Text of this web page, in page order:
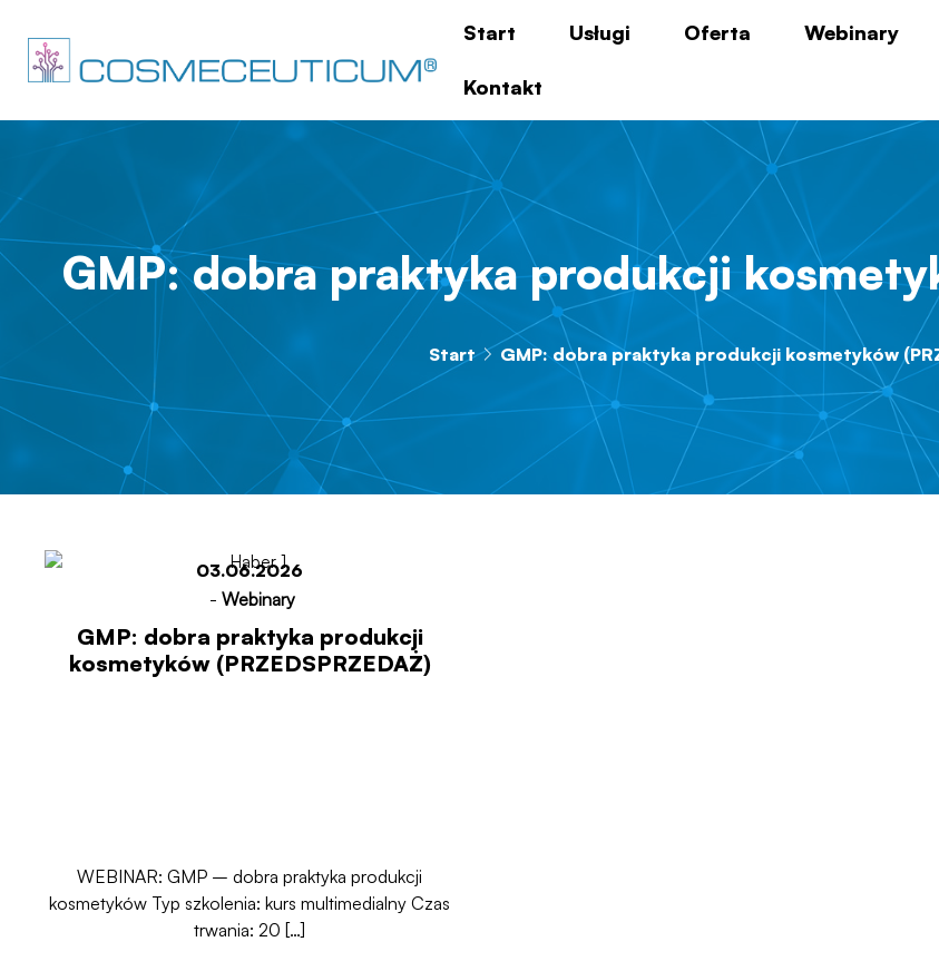
Start Usługi Oferta Webinary
Kontakt
GMP: dobra praktyka produkcji
Start GMP: dobra praktyka produkcji kosmetyków
03.06.2026
- Webinary
GMP: dobra praktyka produkcji
kosmetyków (PRZEDSPRZEDAŻ)
WEBINAR: GMP – dobra praktyka produkcji
kosmetyków Typ szkolenia: kurs multimedialny Czas
trwania: 20 […]